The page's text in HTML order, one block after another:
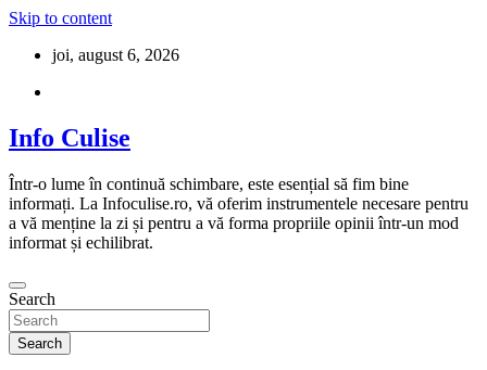
Skip to content
joi, august 6, 2026
Info Culise
Într-o lume în continuă schimbare, este esențial să fim bine
informați. La Infoculise.ro, vă oferim instrumentele necesare pentru
a vă menține la zi și pentru a vă forma propriile opinii într-un mod
informat și echilibrat.
Search
Search